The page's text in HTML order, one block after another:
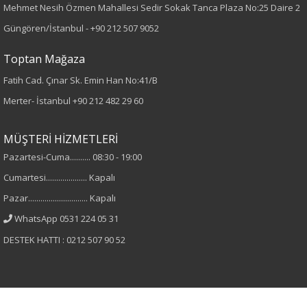
Kumaş Tipi
Örme
Desen
Kumaş
%100 Pamuk
Yaka Tipi
Bisiklet Yaka
Mehmet Nesih Özmen Mahallesi Sedir Sokak Tanca Plaza No:25 Daire 2
Güngören/İstanbul -+90 212 507 9052
Toptan Mağaza
Fatih Cad. Çınar Sk. Emin Han No:41/B
Merter- İstanbul +90 212 482 29 60
MÜŞTERİ HİZMETLERİ
Pazartesi-Cuma.......... 08:30 - 19:00
Cumartesi.................... Kapalı
Pazar............................. Kapalı
WhatsApp 0531 224 05 31
DESTEK HATTI : 0212 507 90 52